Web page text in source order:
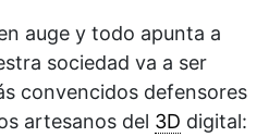
auge y todo apunta a
sociedad va a ser
convencidos defensores
artesanos del 3D digital: